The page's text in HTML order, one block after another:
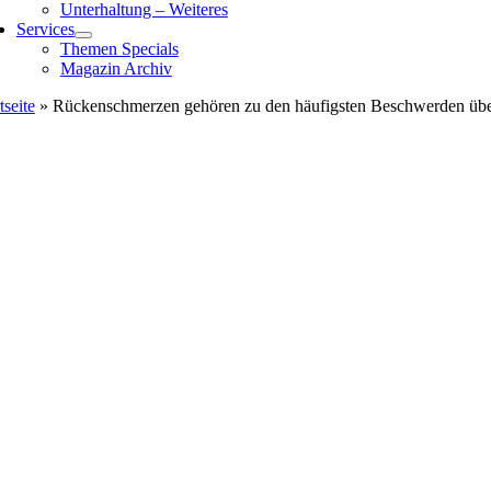
Unterhaltung – Weiteres
Services
Themen Specials
Magazin Archiv
» Rückenschmerzen gehören zu den häufigsten Beschwerden